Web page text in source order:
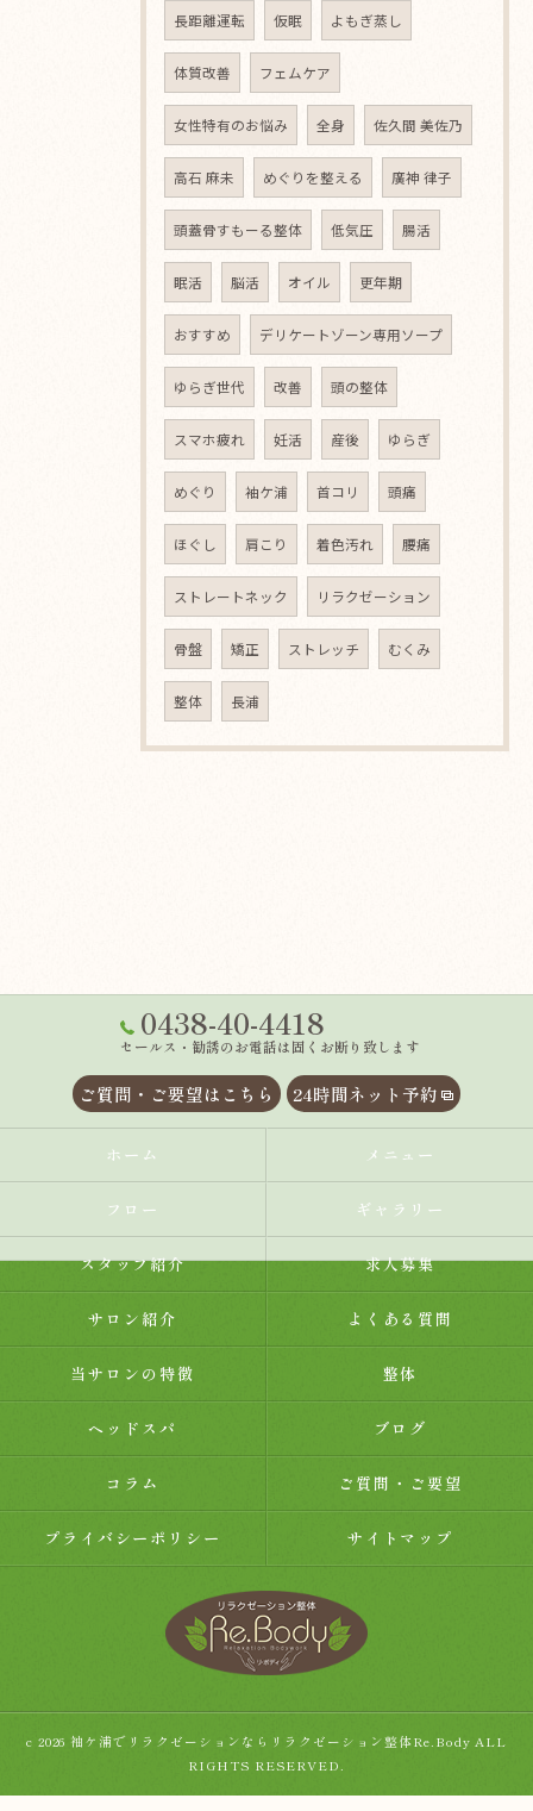
長距離運転 仮眠 よもぎ蒸し
体質改善 フェムケア
女性特有のお悩み 全身 佐久間 美佐乃
高石 麻未 めぐりを整える 廣神 律子
頭蓋骨すもーる整体 低気圧 腸活
眠活 脳活 オイル 更年期
おすすめ デリケートゾーン専用ソープ
ゆらぎ世代 改善 頭の整体
スマホ疲れ 妊活 産後 ゆらぎ
めぐり 袖ケ浦 首コリ 頭痛
ほぐし 肩こり 着色汚れ 腰痛
ストレートネック リラクゼーション
骨盤 矯正 ストレッチ むくみ
整体 長浦
0438-40-4418
セールス・勧誘のお電話は固くお断り致します
ご質問・ご要望はこちら 24時間ネット予約
ホーム メニュー
フロー ギャラリー
スタッフ紹介 求人募集
サロン紹介 よくある質問
当サロンの特徴 整体
ヘッドスパ ブログ
コラム ご質問・ご要望
プライバシーポリシー サイトマップ
c 2026 袖ケ浦でリラクゼーションならリラクゼーション整体Re.Body ALL
RIGHTS RESERVED.